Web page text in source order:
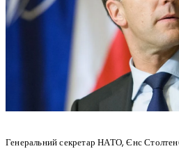
Генеральний секретар НАТО, Єнс